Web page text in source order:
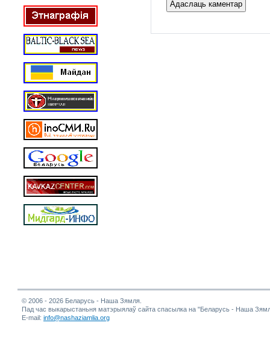
© 2006 - 2026 Беларусь - Наша Зямля.
Пад час выкарыстаньня матэрыялаў сайта спасылка на "Беларусь - Наша
E-mail: info@nashaziamlia.org